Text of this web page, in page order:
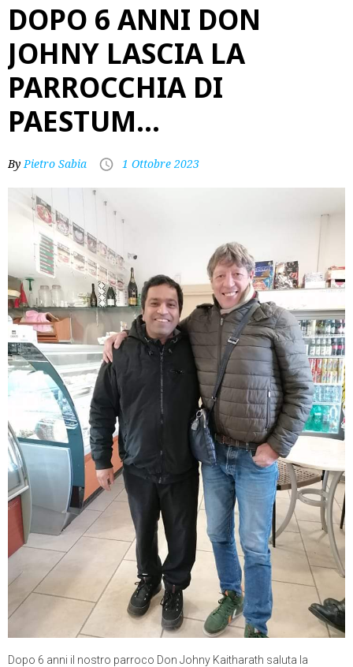
DOPO 6 ANNI DON
JOHNY LASCIA LA
PARROCCHIA DI
PAESTUM…
ByPietro Sabia 1 Ottobre 2023
Dopo 6 anni il nostro parroco Don Johny Kaitharath saluta la